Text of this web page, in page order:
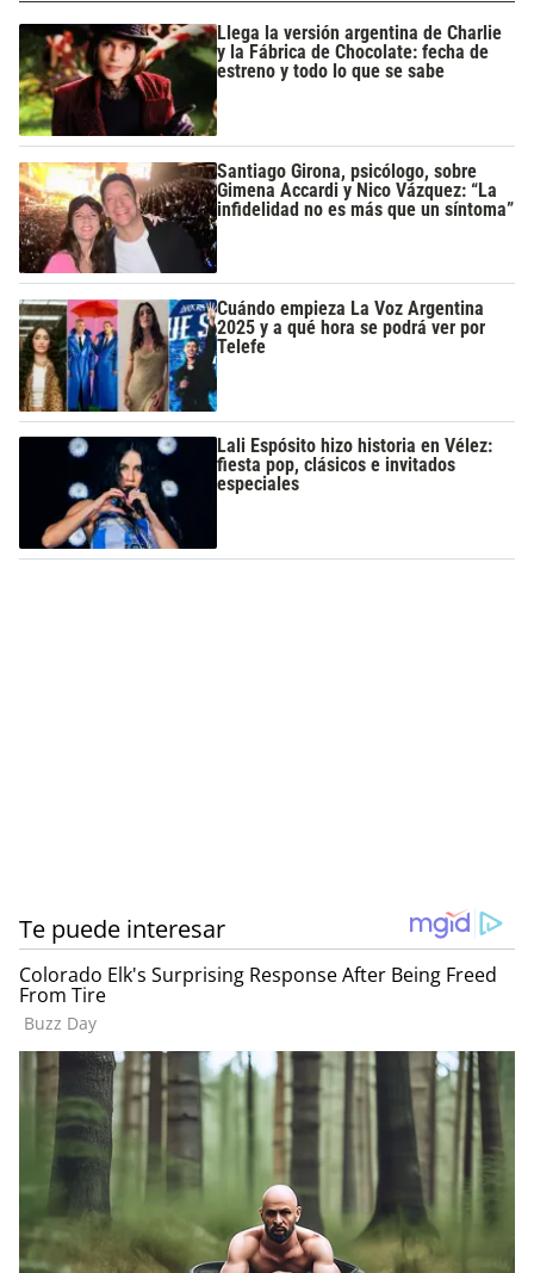
Llega la versión argentina de Charlie
y la Fábrica de Chocolate: fecha de
estreno y todo lo que se sabe
Santiago Girona, psicólogo, sobre
Gimena Accardi y Nico Vázquez: “La
infidelidad no es más que un síntoma”
Cuándo empieza La Voz Argentina
2025 y a qué hora se podrá ver por
Telefe
Lali Espósito hizo historia en Vélez:
fiesta pop, clásicos e invitados
especiales